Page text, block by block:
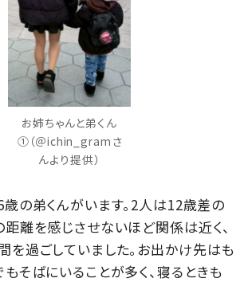
お姉ちゃんと弟くん
①（＠ichin_gramさ
んより提供）
の弟くんがいます。2人は12歳差の
距離を感じさせないほど関係は近く、
を過ごしていました。お出かけ先はも
もそばにいることが多く、寝るときも